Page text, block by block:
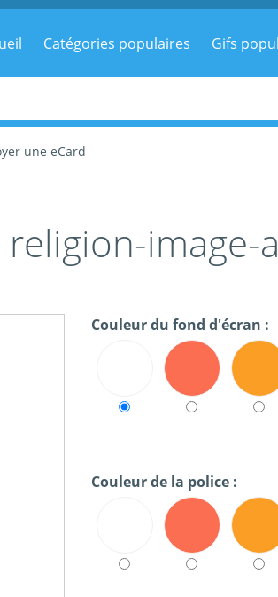
Catégories populaires Gifs
une eCard
image-
Couleur du fond d'écran :
Couleur de la police :